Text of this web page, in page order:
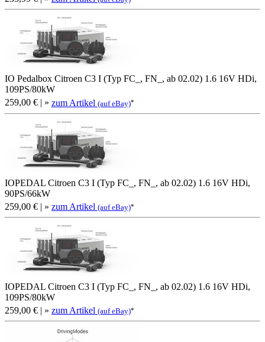
IO Pedalbox Citroen C3 I (Typ FC_, FN_, ab 02.02) 1.6 16V HDi,
109PS/80kW
259,00 € | » zum Artikel (auf eBay)*
IOPEDAL Citroen C3 I (Typ FC_, FN_, ab 02.02) 1.6 16V HDi,
90PS/66kW
259,00 € | » zum Artikel (auf eBay)*
IOPEDAL Citroen C3 I (Typ FC_, FN_, ab 02.02) 1.6 16V HDi,
109PS/80kW
259,00 € | » zum Artikel (auf eBay)*